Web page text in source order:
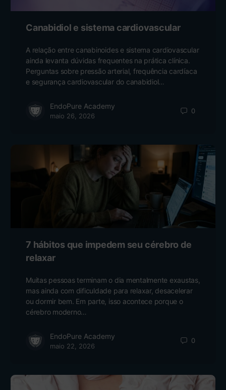
Canabidiol e sistema cardiovascular
A relação entre canabinoides e sistema cardiovascular
ainda levanta dúvidas frequentes na prática clínica.
Perguntas sobre pressão arterial, frequência cardíaca
e segurança cardiovascular do canabidiol…
EndoPure Academy
maio 26, 2026
0
7 hábitos que impedem seu cérebro de
relaxar
Muitas pessoas terminam o dia mentalmente exaustas,
mas ainda com dificuldade para relaxar, desacelerar
ou dormir bem. Em parte, isso acontece porque o
cérebro moderno…
EndoPure Academy
maio 22, 2026
0